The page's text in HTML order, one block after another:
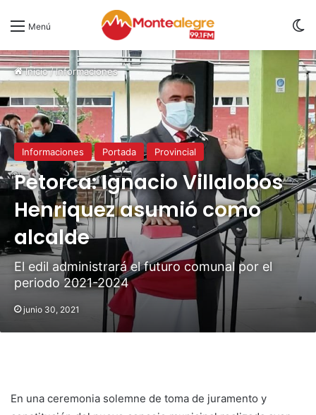
Menú
Inicio/Informaciones
Informaciones Portada Provincial
Petorca: Ignacio Villalobos
Henriquez asumió como
alcalde
El edil administrará el futuro comunal por el
periodo 2021-2024
junio 30, 2021
En una ceremonia solemne de toma de juramento y